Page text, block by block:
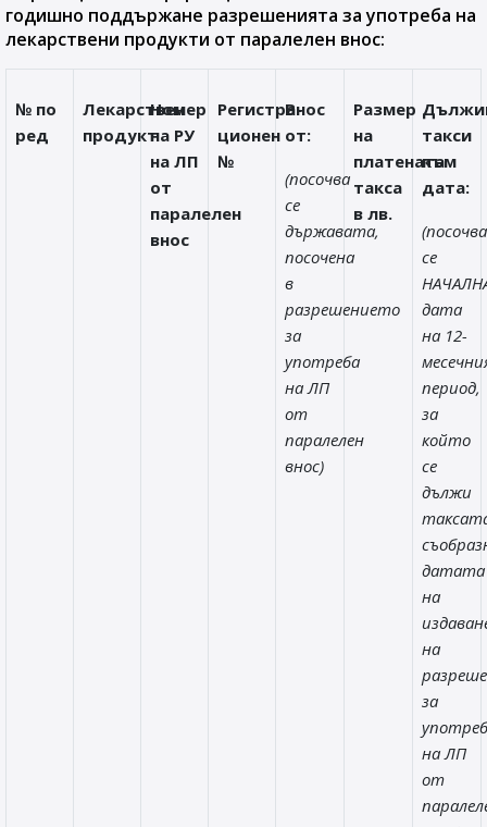
годишно поддържане разрешенията за употреба на
лекарствени продукти от паралелен внос:
№ по
ред
Лекарствен
продукт
Номер
на РУ
на ЛП
от
паралелен
внос
Регистра-
ционен
№
Внос
от:
(посочва
се
държавата,
посочена
в
разрешението
за
употреба
на ЛП
от
паралелен
внос)
Размер
на
платената
такса
в лв.
такси
към
дата:
(посочва
се
дата
на 12-
период,
за
който
се
дължи
датата
на
на
за
на ЛП
от